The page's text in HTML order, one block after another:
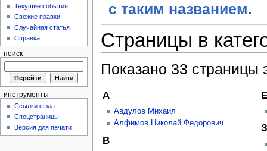
с таким названием.
Страницы в
Показано 33 страницы
А
Авдулов Михаил
Алфимов Николай Федорович
В
З
Текущие события
Свежие правки
Случайная статья
Справка
поиск
инструменты
Ссылки сюда
Спецстраницы
Версия для печати